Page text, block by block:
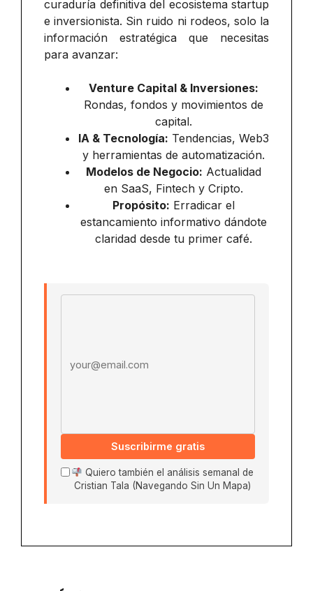
curaduría definitiva del ecosistema startup
e inversionista. Sin ruido ni rodeos, solo la
información estratégica que necesitas
para avanzar:
Venture Capital & Inversiones:
Rondas, fondos y movimientos de
capital.
IA & Tecnología: Tendencias, Web3
y herramientas de automatización.
Modelos de Negocio: Actualidad
en SaaS, Fintech y Cripto.
Propósito: Erradicar el
estancamiento informativo dándote
claridad desde tu primer café.
Suscribirme gratis
Quiero también el análisis semanal de
Cristian Tala (Navegando Sin Un Mapa)